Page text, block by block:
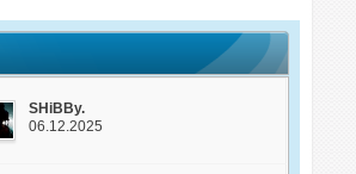
SHiBBy.
06.12.2025